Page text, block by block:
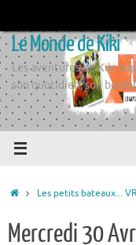
contenu
Le Monde de Kiki
Les aventures de Kiki
son quotidien, son
AccueilLes petits bateaux...
Mercredi 30